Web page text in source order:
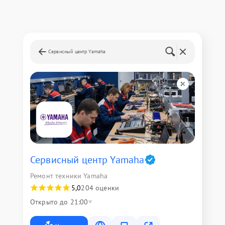
Сервисный центр Yamaha
Сервисный центр Yamaha
Ремонт техники Yamaha
5,0204 оценки
Открыто до 21:00